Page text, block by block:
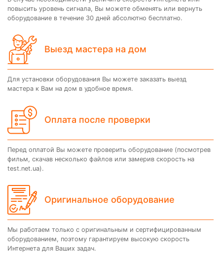
повысить уровень сигнала, Вы можете обменять или вернуть
оборудование в течение 30 дней абсолютно бесплатно.
Выезд мастера на дом
Для установки оборудования Вы можете заказать выезд
мастера к Вам на дом в удобное время.
Оплата после проверки
Перед оплатой Вы можете проверить оборудование (посмотрев
фильм, скачав несколько файлов или замерив скорость на
test.net.ua).
Оригинальное оборудование
Мы работаем только с оригинальным и сертифицированным
оборудованием, поэтому гарантируем высокую скорость
Интернета для Ваших задач.